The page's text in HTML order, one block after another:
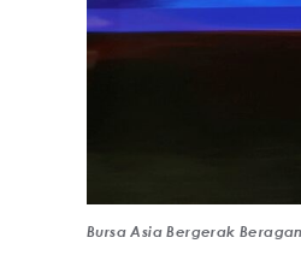
Bursa Asia Bergerak